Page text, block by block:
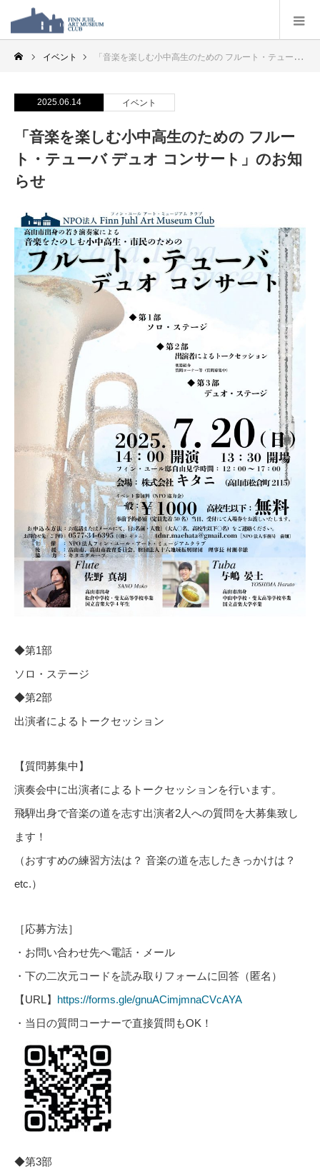
イベント 「音楽を楽しむ小中高生のための フルート・テューバ デュオ コンサート」のお知らせ
2025.06.14 イベント
「音楽を楽しむ小中高生のための フルー
ト・テューバ デュオ コンサート」のお知
らせ
◆第1部
ソロ・ステージ
◆第2部
出演者によるトークセッション
【質問募集中】
演奏会中に出演者によるトークセッションを行います。
飛騨出身で音楽の道を志す出演者2人への質問を大募集致し
ます！
（おすすめの練習方法は？ 音楽の道を志したきっかけは？
etc.）
［応募方法］
・お問い合わせ先へ電話・メール
・下の二次元コードを読み取りフォームに回答（匿名）
【URL】 https://forms.gle/gnuACimjmnaCVcAYA
・当日の質問コーナーで直接質問もOK ！
◆第3部